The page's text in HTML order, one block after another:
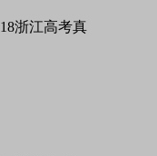
浙江高考真